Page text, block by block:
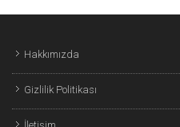
Hakkımızda
Gizlilik Politikası